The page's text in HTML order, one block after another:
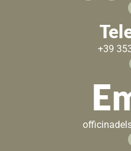
+39